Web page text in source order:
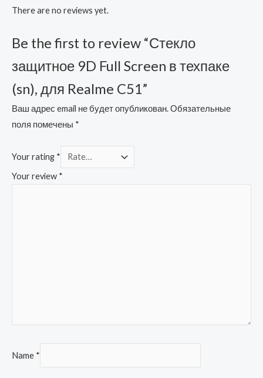
C51
There are no reviews yet.
Be the first to review “Стекло
защитное 9D Full Screen в техпаке
(sn), для Realme C51”
Ваш адрес email не будет опубликован.Обязательные
поля помечены *
Your rating *
Your review *
Name *